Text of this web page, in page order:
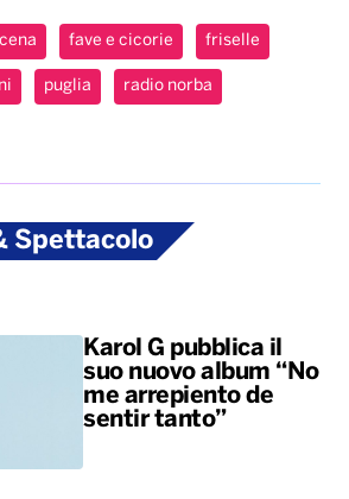
cena fave e cicorie friselle
puglia radio norba
Spettacolo
Karol G pubblica il
suo nuovo album “No
me arrepiento de
sentir tanto”